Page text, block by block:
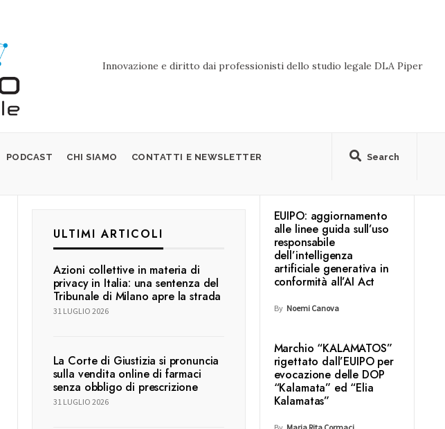
Innovazione e diritto dai professionisti dello studio legale DLA Piper
Search
PODCAST CHI SIAMO CONTATTI E NEWSLETTER
ULTIMI ARTICOLI
Azioni collettive in materia di
privacy in Italia: una sentenza del
Tribunale di Milano apre la strada
31 LUGLIO 2026
La Corte di Giustizia si pronuncia
sulla vendita online di farmaci
senza obbligo di prescrizione
31 LUGLIO 2026
EUIPO: aggiornamento
alle linee guida sull’uso
responsabile
dell’intelligenza
artificiale generativa in
conformità all’AI Act
By Noemi Canova
Marchio “KALAMATOS”
rigettato dall’EUIPO per
evocazione delle DOP
“Kalamata” ed “Elia
Kalamatas”